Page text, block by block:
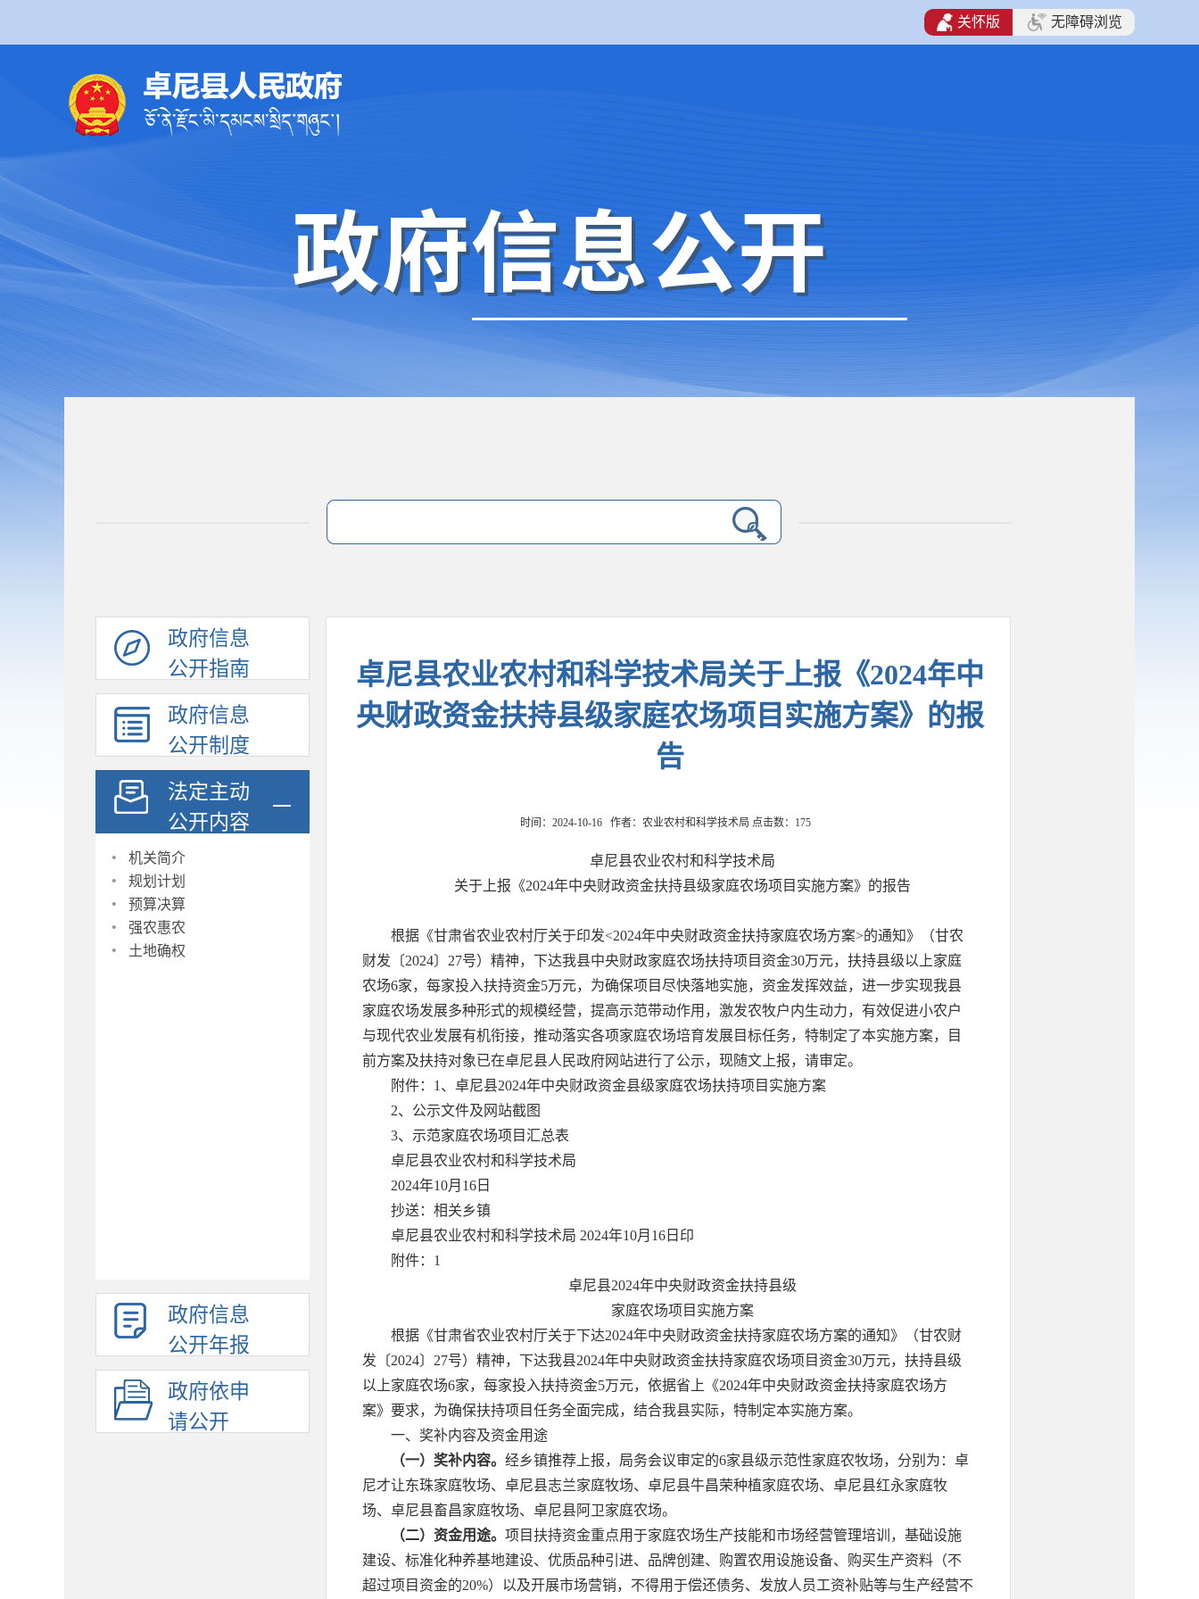
政府信息
公开指南
政府信息
公开制度
法定主动
公开内容
· 机关简介
· 规划计划
· 预算决算
· 强农惠农
· 土地确权
政府信息
公开年报
政府依申
请公开
卓尼县农业农村和科学技术局关于上报《2024年中
央财政资金扶持县级家庭农场项目实施方案》的报
告
时间：2024-10-16 作者：农业农村和科学技术局 点击数： 175
卓尼县农业农村和科学技术局
关于上报《2024年中央财政资金扶持县级家庭农场项目实施方案》的报告
根据《甘肃省农业农村厅关于印发<2024年中央财政资金扶持家庭农场方案>的通知》（甘农
财发〔2024〕27号）精神，下达我县中央财政家庭农场扶持项目资金30万元，扶持县级以上家庭
农场6家，每家投入扶持资金5万元，为确保项目尽快落地实施，资金发挥效益，进一步实现我县
家庭农场发展多种形式的规模经营，提高示范带动作用，激发农牧户内生动力，有效促进小农户
与现代农业发展有机衔接，推动落实各项家庭农场培育发展目标任务，特制定了本实施方案，目
前方案及扶持对象已在卓尼县人民政府网站进行了公示，现随文上报，请审定。
附件：1、卓尼县2024年中央财政资金县级家庭农场扶持项目实施方案
2、公示文件及网站截图
3、示范家庭农场项目汇总表
卓尼县农业农村和科学技术局
2024年10月16日
抄送：相关乡镇
卓尼县农业农村和科学技术局 2024年10月16日印
附件：1
卓尼县2024年中央财政资金扶持县级
家庭农场项目实施方案
根据《甘肃省农业农村厅关于下达2024年中央财政资金扶持家庭农场方案的通知》（甘农财
发〔2024〕27号）精神，下达我县2024年中央财政资金扶持家庭农场项目资金30万元，扶持县级
以上家庭农场6家，每家投入扶持资金5万元，依据省上《2024年中央财政资金扶持家庭农场方
案》要求，为确保扶持项目任务全面完成，结合我县实际，特制定本实施方案。
一、奖补内容及资金用途
（一） 奖补内容。 经乡镇推荐上报，局务会议审定的6家县级示范性家庭农牧场，分别为：卓
尼才让东珠家庭牧场、卓尼县志兰家庭牧场、卓尼县牛昌荣种植家庭农场、卓尼县红永家庭牧
场、卓尼县畜昌家庭牧场、卓尼县阿卫家庭农场。
（二） 资金用途。 项目扶持资金重点用于家庭农场生产技能和市场经营管理培训，基础设施
建设、标准化种养基地建设、优质品种引进、品牌创建、购置农用设施设备、购买生产资料（不
超过项目资金的20%）以及开展市场营销，不得用于偿还债务、发放人员工资补贴等与生产经营不
关怀版 无障碍浏览